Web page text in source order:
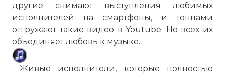
другие снимают выступления любимых
исполнителей на смартфоны, и тоннами
отгружают такие видео в Youtube. Но всех их
объединяет любовь к музыке.
Живые исполнители, которые полностью